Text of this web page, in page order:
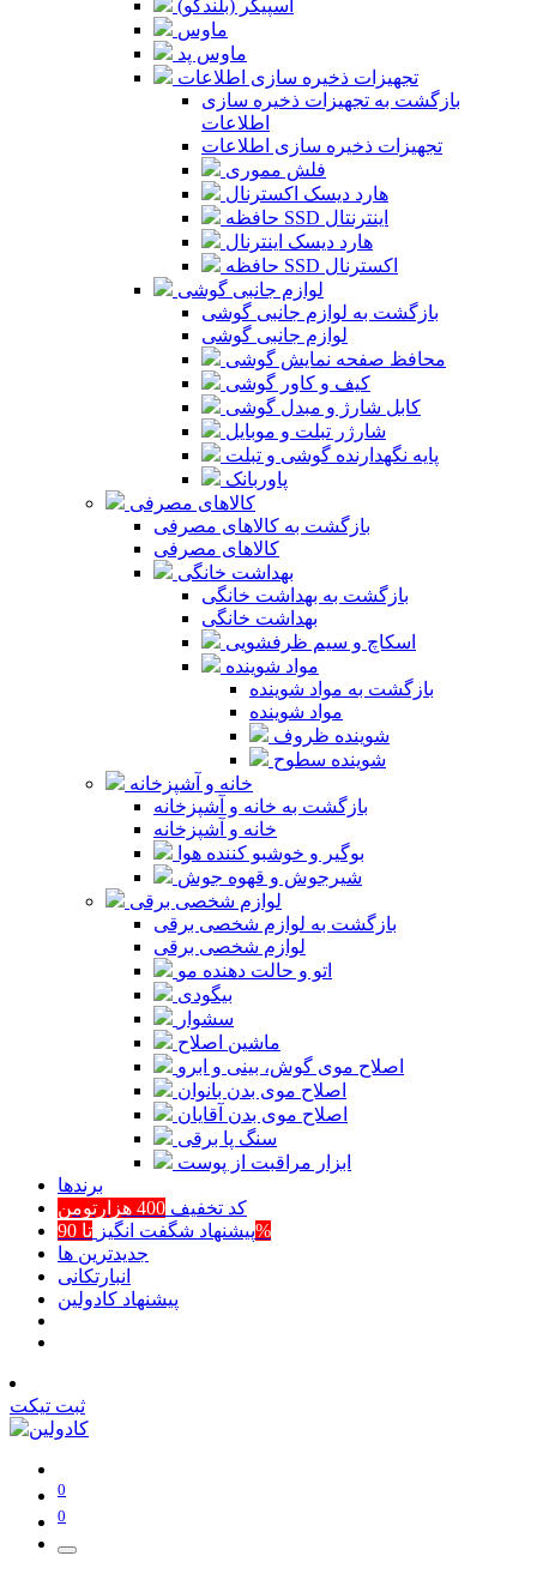
اسپیکر (بلندگو)
ماوس
ماوس پد
تجهیزات ذخیره سازی اطلاعات
بازگشت به تجهیزات ذخیره سازی
اطلاعات
تجهیزات ذخیره سازی اطلاعات
فلش مموری
هارد دیسک اکسترنال
حافظه SSD اینترنتال
هارد دیسک اینترنال
حافظه SSD اکسترنال
لوازم جانبی گوشی
بازگشت به لوازم جانبی گوشی
لوازم جانبی گوشی
محافظ صفحه نمایش گوشی
کیف و کاور گوشی
کابل شارژ و مبدل گوشی
شارژر تبلت و موبایل
پایه نگهدارنده گوشی و تبلت
پاوربانک
کالاهای مصرفی
بازگشت به کالاهای مصرفی
کالاهای مصرفی
بهداشت خانگی
بازگشت به بهداشت خانگی
بهداشت خانگی
اسکاچ و سیم ظرفشویی
مواد شوینده
بازگشت به مواد شوینده
مواد شوینده
شوینده ظروف
شوینده سطوح
خانه و آشپزخانه
بازگشت به خانه و آشپزخانه
خانه و آشپزخانه
بوگیر و خوشبو کننده هوا
شیرجوش و قهوه جوش
لوازم شخصی برقی
بازگشت به لوازم شخصی برقی
لوازم شخصی برقی
اتو و حالت دهنده مو
بیگودی
سشوار
ماشین اصلاح
اصلاح موی گوش، بینی و ابرو
اصلاح موی بدن بانوان
اصلاح موی بدن آقایان
سنگ پا برقی
ابزار مراقبت از پوست
برند‌ها
کد تخفیف 400 هزارتومن
پیشنهاد شگفت انگیزتا 90%
جدیدترین ها
انبارتکانی
پیشنهاد کادولین
ثبت تیکت
0
0